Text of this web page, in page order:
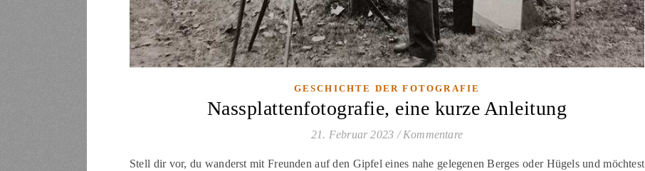
GESCHICHTE DER FOTOGRAFIE
Nassplattenfotografie, eine kurze Anleitung
21. Februar 2023 / Kommentare
Stell dir vor, du wanderst mit Freunden auf den Gipfel eines nahe gelegenen Berges oder Hügels und möchtest